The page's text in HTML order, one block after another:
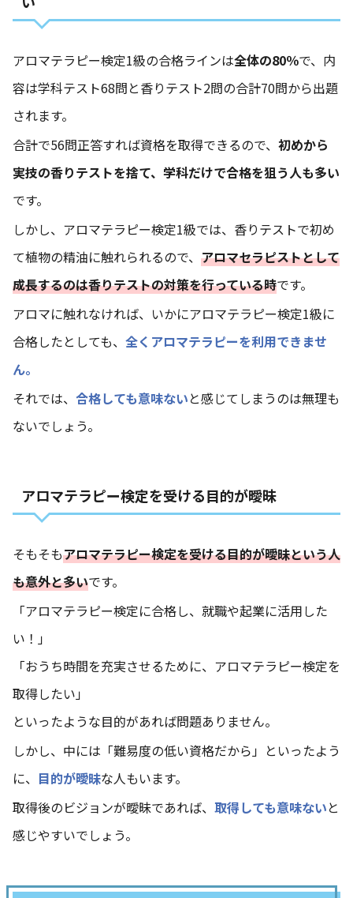
アロマテラピー検定1級の合格ラインは全体の80％で、内
容は学科テスト68問と香りテスト2問の合計70問から出題
されます。
合計で56問正答すれば資格を取得できるので、 初めから
実技の香りテストを捨て、学科だけで合格を狙う人も多い
です。
しかし、アロマテラピー検定1級では、香りテストで初め
て植物の精油に触れられるので、 アロマセラピストとして
成長するのは香りテストの対策を行っている時です。
アロマに触れなければ、いかにアロマテラピー検定1級に
合格したとしても、 全くアロマテラピーを利用できませ
ん。
それでは、 合格しても意味ないと感じてしまうのは無理も
ないでしょう。
アロマテラピー検定を受ける目的が曖昧
そもそもアロマテラピー検定を受ける目的が曖昧という人
も意外と多いです。
「アロマテラピー検定に合格し、就職や起業に活用した
い！」
「おうち時間を充実させるために、アロマテラピー検定を
取得したい」
といったような目的があれば問題ありません。
しかし、中には「難易度の低い資格だから」といったよう
に、 目的が曖昧な人もいます。
取得後のビジョンが曖昧であれば、 取得しても意味ないと
感じやすいでしょう。